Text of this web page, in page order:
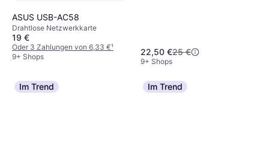
ASUS USB-AC58
Drahtlose Netzwerkkarte
19 €
Oder 3 Zahlungen von 6,33 €¹
9+ Shops
22,50 €25 €
9+ Shops
Im Trend Im Trend